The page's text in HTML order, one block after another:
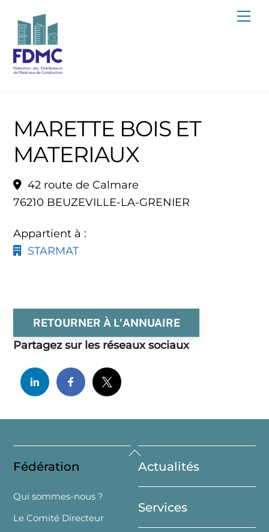
content
MARETTE BOIS ET
MATERIAUX
42 route de Calmare
76210 BEUZEVILLE-LA-GRENIER
Appartient à :
STARMAT
RETOURNER À L'ANNUAIRE
Partagez sur les réseaux sociaux
Back
To
Top
Fédération
Qui sommes-nous ?
Le Comité Directeur
Actualités
Services